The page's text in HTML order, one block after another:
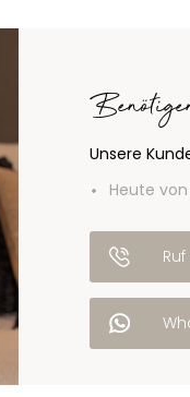
Unsere
Heute